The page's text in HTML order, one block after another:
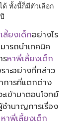
ด้ ทั้งนี้ก็มีตัวเลือก
ลี้ยงเด็กอย่างไร
ารถนำเทคนิค
รหาพี่เลี้ยงเด็ก
าะอย่างที่กล่าว
การที่แตกต่าง
เข้ามาตอบโจทย์
ชำนาญการเรื่อง
หาพี่เลี้ยงเด็ก